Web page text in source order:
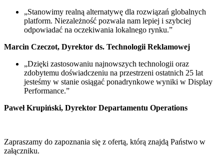
„Stanowimy realną alternatywę​ dla rozwiązań globalnych
platform. Niezależność pozwala nam lepiej​ i szybciej
odpowiadać na oczekiwania lokalnego rynku.​”
Marcin Czeczot, Dyrektor ds. Technologii Reklamowej​
„Dzięki zastosowaniu najnowszych technologii oraz
zdobytemu doświadczeniu na przestrzeni ostatnich 25 lat
jesteśmy w stanie osiągać ponadrynkowe wyniki w Display
Performance.​”
Paweł Krupiński, Dyrektor Departamentu Operations​
Zapraszamy do zapoznania się z ofertą, którą znajdą Państwo w
załączniku.